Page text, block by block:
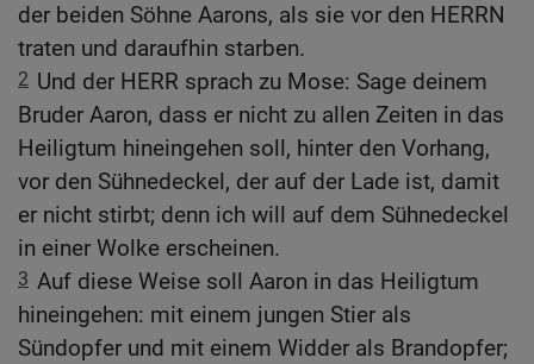
der beiden Söhne Aarons, als sie vor den HERRN
traten und daraufhin starben.
2 Und der HERR sprach zu Mose: Sage deinem
Bruder Aaron, dass er nicht zu allen Zeiten in das
Heiligtum hineingehen soll, hinter den Vorhang,
vor den Sühnedeckel, der auf der Lade ist, damit
er nicht stirbt; denn ich will auf dem Sühnedeckel
in einer Wolke erscheinen.
3 Auf diese Weise soll Aaron in das Heiligtum
hineingehen: mit einem jungen Stier als
Sündopfer und mit einem Widder als Brandopfer;